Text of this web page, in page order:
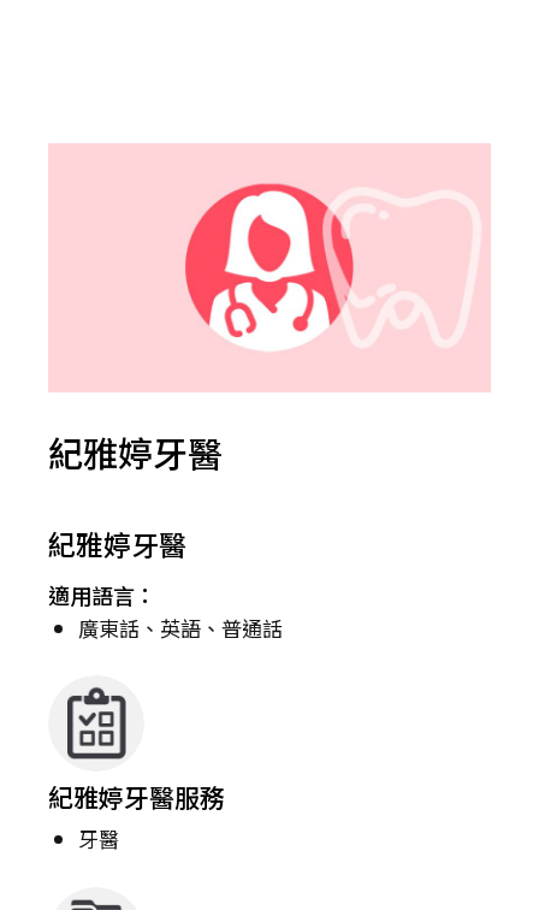
紀雅婷牙醫
紀雅婷牙醫
適用語言：
廣東話、英語、普通話
紀雅婷牙醫服務
牙醫